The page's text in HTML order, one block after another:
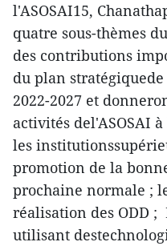
l'ASOSAI15,
quatre sous-thèmes
des contributions
du plan
2022-2027 et
activités del'ASOSAI
les
promotion de la
prochaine normale ;
réalisation des ODD
utilisant